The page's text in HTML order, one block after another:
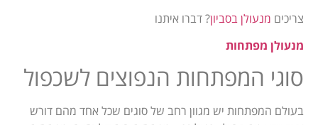
צריכים מנעולן בסביון? דברו איתנו
מנעולן מפתחות
סוגי המפתחות הנפוצים לשכפול
בעולם המפתחות יש מגוון רחב של סוגים שכל אחד מהם דורש